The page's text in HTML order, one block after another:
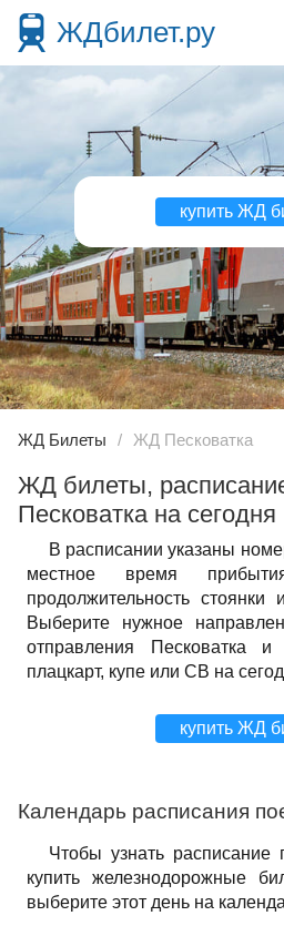
ЖДбилет.ру
купить ЖД
ЖД Билеты ЖД Песковатка
ЖД билеты,
Песковатка на сегодня
В расписании указаны
местное время
продолжительность стоянки
Выберите нужное
отправления Песковатка
плацкарт, купе или СВ на
купить ЖД
Календарь расписания
Чтобы узнать расписание
купить железнодорожные
выберите этот день на